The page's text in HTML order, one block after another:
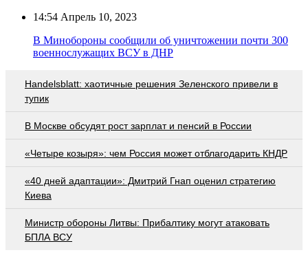
14:54 Апрель 10, 2023
В Минобороны сообщили об уничтожении почти 300
военнослужащих ВСУ в ДНР
Handelsblatt: хаотичные решения Зеленского привели в
тупик
В Москве обсудят рост зарплат и пенсий в России
«Четыре козыря»: чем Россия может отблагодарить КНДР
«40 дней адаптации»: Дмитрий Гнап оценил стратегию
Киева
Министр обороны Литвы: Прибалтику могут атаковать
БПЛА ВСУ